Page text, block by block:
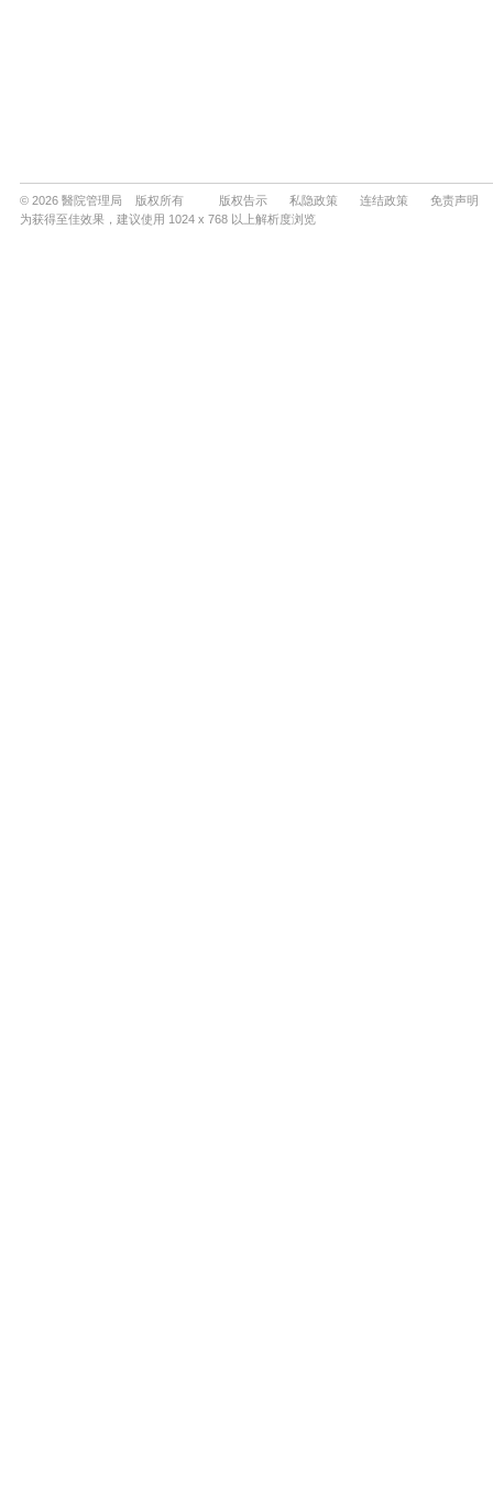
© 2026 醫院管理局 版权所有 版权告示 私隐政策 连结政策
免责声明
为获得至佳效果，建议使用 1024 x 768 以上解析度浏览